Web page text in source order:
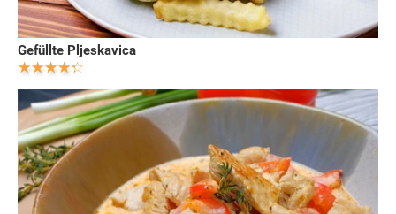
Gefüllte Pljeskavica